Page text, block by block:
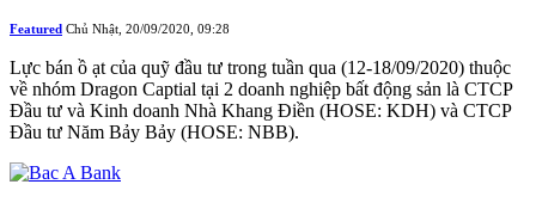
Featured Chủ Nhật, 20/09/2020, 09:28
Lực bán ồ ạt của quỹ đầu tư trong tuần qua (12-18/09/2020) thuộc
về nhóm Dragon Captial tại 2 doanh nghiệp bất động sản là CTCP
Đầu tư và Kinh doanh Nhà Khang Điền (HOSE: KDH) và CTCP
Đầu tư Năm Bảy Bảy (HOSE: NBB).